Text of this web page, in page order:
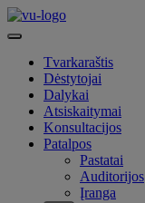
Tvarkaraštis
Dėstytojai
Dalykai
Atsiskaitymai
Konsultacijos
Patalpos
Pastatai
Auditorijos
Įranga